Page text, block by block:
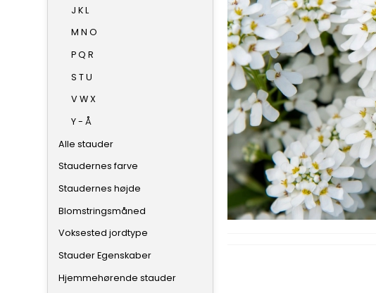
J K L
M N O
P Q R
S T U
V W X
Y - Å
Alle stauder
Staudernes farve
Staudernes højde
Blomstringsmåned
Voksested jordtype
Stauder Egenskaber
Hjemmehørende stauder